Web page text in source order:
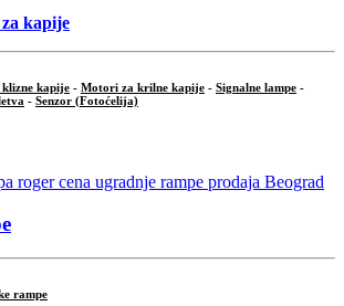
kapije
kapije - Motori za krilne kapije - Signalne lampe -
- Senzor (Fotoćelija)
rampe